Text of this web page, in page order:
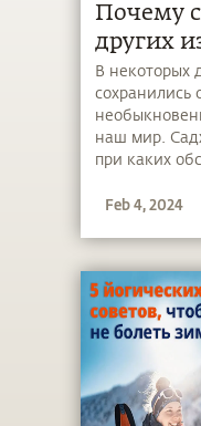
Почему
других
В некоторых
сохранились
наш мир.
при каких
измерений и
Feb 4, 2024